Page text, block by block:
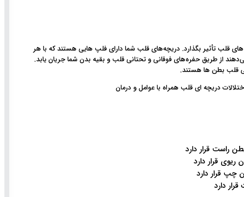
قلب تأثیر بگذارد. دریچه‌های قلب شما دارای فلپ هایی هستند که با هر
از طریق حفره‌های فوقانی و تحتانی قلب و بقیه بدن شما جریان یابد.
قلب بطن ها هستند.
راست قرار دارد
قرار دارد
چپ قرار دارد
دارد